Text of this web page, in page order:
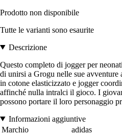
Prodotto non disponibile
Tutte le varianti sono esaurite
Descrizione
Questo completo di jogger per
di unirsi a Grogu nelle sue avventure
in cotone elasticizzato e jogger
affinché nulla intralci il gioco. I
possono portare il loro personaggio
Informazioni aggiuntive
Marchio
adidas